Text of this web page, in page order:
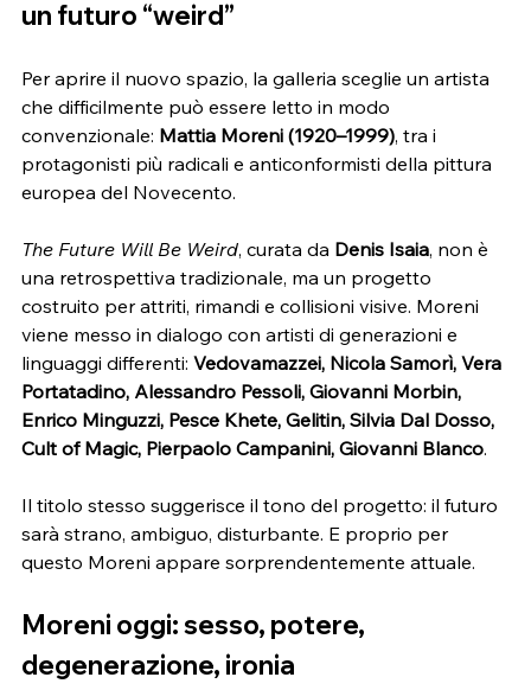
un futuro “weird”
Per aprire il nuovo spazio, la galleria sceglie un artista
che difficilmente può essere letto in modo
convenzionale: Mattia Moreni (1920–1999), tra i
protagonisti più radicali e anticonformisti della pittura
europea del Novecento.
The Future Will Be Weird, curata da Denis Isaia, non è
una retrospettiva tradizionale, ma un progetto
costruito per attriti, rimandi e collisioni visive. Moreni
viene messo in dialogo con artisti di generazioni e
linguaggi differenti: Vedovamazzei, Nicola Samorì, Vera
Portatadino, Alessandro Pessoli, Giovanni Morbin,
Enrico Minguzzi, Pesce Khete, Gelitin, Silvia Dal Dosso,
Cult of Magic, Pierpaolo Campanini, Giovanni Blanco.
Il titolo stesso suggerisce il tono del progetto: il futuro
sarà strano, ambiguo, disturbante. E proprio per
questo Moreni appare sorprendentemente attuale.
Moreni oggi: sesso, potere,
degenerazione, ironia